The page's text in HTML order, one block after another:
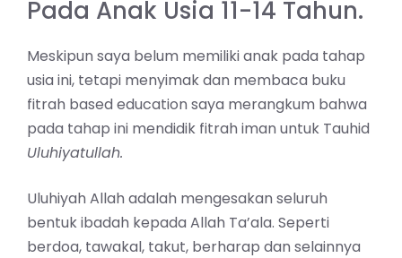
Pada Anak Usia 11-14 Tahun.
Meskipun saya belum memilikianak pada tahap
usia ini, tetapi menyimak dan membaca buku
fitrah based education saya merangkum bahwa
pada tahap ini mendidik fitrah iman untuk Tauhid
Uluhiyatullah.
Uluhiyah Allah adalah mengesakan seluruh
bentuk ibadah kepada Allah Ta’ala. Seperti
berdoa, tawakal, takut, berharap dan selainnya